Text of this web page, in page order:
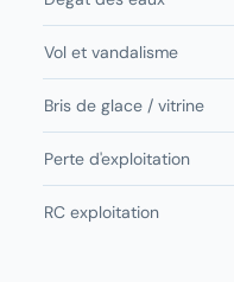
Vol et vandalisme
Bris de glace / vitrine
Perte d'exploitation
RC exploitation